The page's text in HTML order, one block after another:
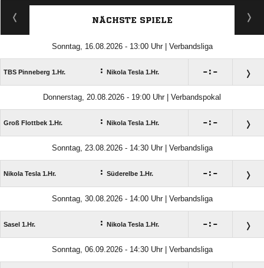
ANZEIGE
NÄCHSTE SPIELE
Sonntag, 16.08.2026 - 13:00 Uhr | Verbandsliga
TBS Pinneberg 1.Hr. : Nikola Tesla 1.Hr. : 
Donnerstag, 20.08.2026 - 19:00 Uhr | Verbandspokal
Groß Flottbek 1.Hr. : Nikola Tesla 1.Hr. : 
Sonntag, 23.08.2026 - 14:30 Uhr | Verbandsliga
Nikola Tesla 1.Hr. : Süderelbe 1.Hr. : 
Sonntag, 30.08.2026 - 14:00 Uhr | Verbandsliga
Sasel 1.Hr. : Nikola Tesla 1.Hr. : 
Sonntag, 06.09.2026 - 14:30 Uhr | Verbandsliga